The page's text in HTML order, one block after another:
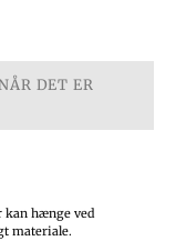
DET ER
kan hænge ved
materiale.